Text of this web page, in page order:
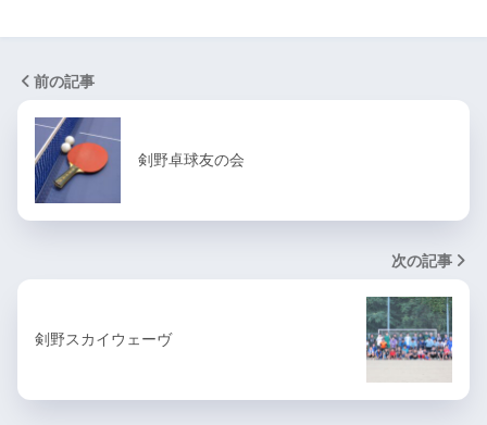
前の記事
剣野卓球友の会
次の記事
剣野スカイウェーヴ